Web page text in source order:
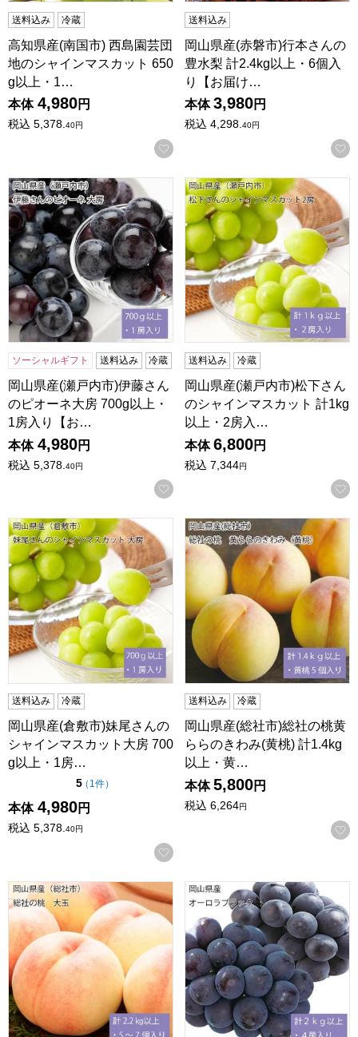
送料込み 冷蔵
高知県産(南国市) 西島園芸団
地のシャインマスカット 650
g以上・1…
本体 4,980円
税込 5,378.40円
お気に入りに登録する
送料込み
岡山県産(赤磐市)行本さんの
豊水梨 計2.4kg以上・6個入
り【お届け…
本体 3,980円
税込 4,298.40円
岡山県産(瀬戸内市)伊藤さんのピオーネ大房 700g以上・1
ソーシャルギフト 送料込み 冷蔵
岡山県産(瀬戸内市)伊藤さん
のピオーネ大房 700g以上・
1房入り【お…
本体 4,980円
税込 5,378.40円
お気に入りに登録する
岡山県産(瀬戸内市)松下さん
送料込み 冷蔵
岡山県産(瀬戸内市)松下さん
のシャインマスカット 計1kg
以上・2房入…
本体 6,800円
税込 7,344円
岡山県産(倉敷市)妹尾さんのシャインマスカット大房 700g
送料込み 冷蔵
岡山県産(倉敷市)妹尾さんの
シャインマスカット大房 700
g以上・1房…
5点（5点満点中）
（ 1件の評価
）
本体 4,980円
税込 5,378.40円
お気に入りに登録する
岡山県産(総社市)総社の桃黄
送料込み 冷蔵
岡山県産(総社市)総社の桃黄
ららのきわみ(黄桃) 計1.4kg
以上・黄…
本体 5,800円
税込 6,264円
岡山県産(総社市)総社の桃大玉 計2.2k以上・5〜7個入り【
岡山県産 オーロラブラック